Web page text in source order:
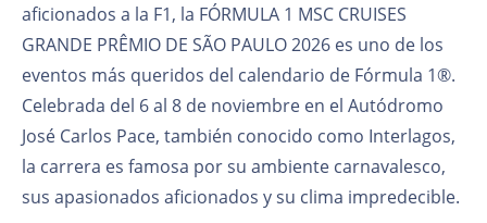
aficionados a la F1, la FÓRMULA 1 MSC CRUISES
GRANDE PRÊMIO DE SÃO PAULO 2026 es uno de los
eventos más queridos del calendario de Fórmula 1®.
Celebrada del 6 al 8 de noviembre en el Autódromo
José Carlos Pace, también conocido como Interlagos,
la carrera es famosa por su ambiente carnavalesco,
sus apasionados aficionados y su clima impredecible.